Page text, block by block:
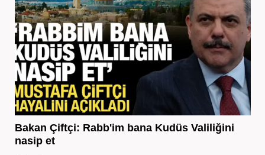
Bakan Çiftçi: Rabb'im bana Kudüs Valiliğini
nasip et